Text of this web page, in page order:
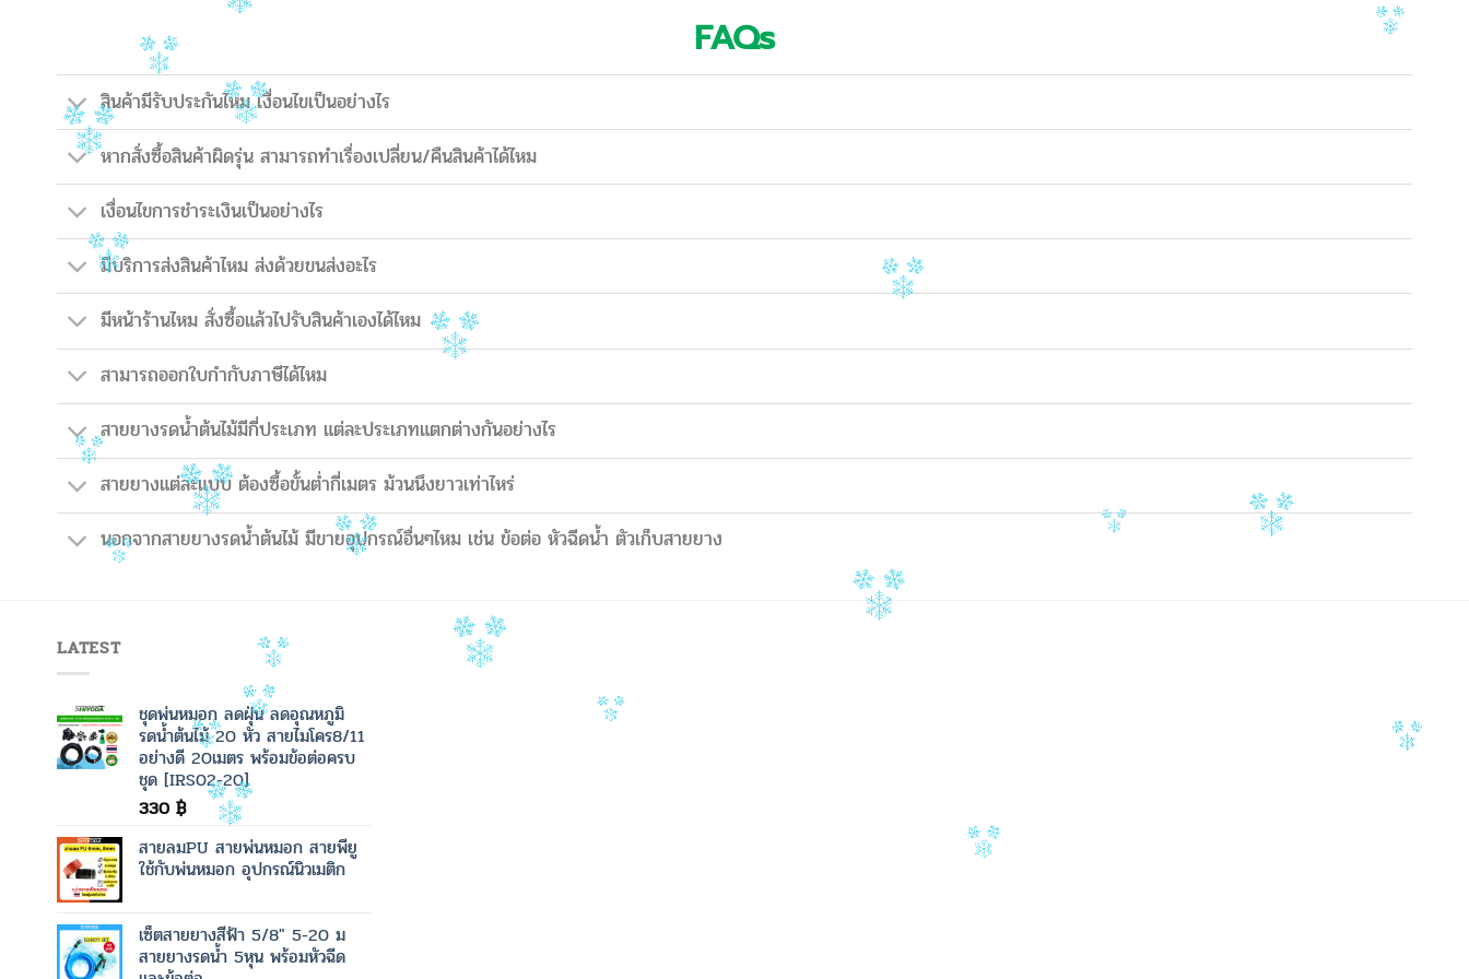
FAQs
สินค้ามีรับประกันไหม เงื่อนไขเป็นอย่างไร
หากสั่งซื้อสินค้าผิดรุ่น สามารถทำเรื่องเปลี่ยน/คืนสินค้าได้ไหม
เงื่อนไขการชำระเงินเป็นอย่างไร
มีบริการส่งสินค้าไหม ส่งด้วยขนส่งอะไร
มีหน้าร้านไหม สั่งซื้อแล้วไปรับสินค้าเองได้ไหม
สามารถออกใบกำกับภาษีได้ไหม
สายยางรดน้ำต้นไม้มีกี่ประเภท แต่ละประเภทแตกต่างกันอย่างไร
สายยางแต่ละแบบ ต้องซื้อขั้นต่ำกี่เมตร ม้วนนึงยาวเท่าไหร่
นอกจากสายยางรดน้ำต้นไม้ มีขายอุปกรณ์อื่นๆไหม เช่น ข้อต่อ หัวฉีดน้ำ ตัวเก็บสายยาง
LATEST
ชุดพ่นหมอก ลดฝุ่น ลดอุณหภูมิ
รดน้ำต้นไม้ 20 หัว สายไมโคร8/11
อย่างดี 20เมตร พร้อมข้อต่อครบ
ชุด [IRS02-20]
330 ฿
สายลมPU สายพ่นหมอก สายพียู
ใช้กับพ่นหมอก อุปกรณ์นิวเมติก
เซ็ตสายยางสีฟ้า 5/8" 5-20 ม
สายยางรดน้ำ 5หุน พร้อมหัวฉีด